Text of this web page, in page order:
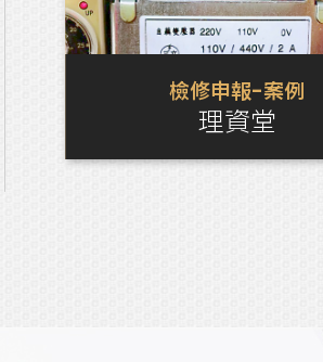
檢修申報-案例
理資堂